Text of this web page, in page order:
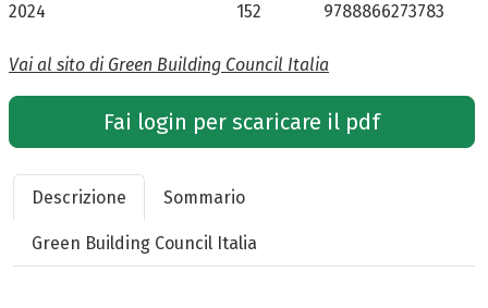
2024
152
9788866273783
Vai al sito di Green Building Council Italia
Fai login per scaricare il pdf
Descrizione Sommario
Green Building Council Italia